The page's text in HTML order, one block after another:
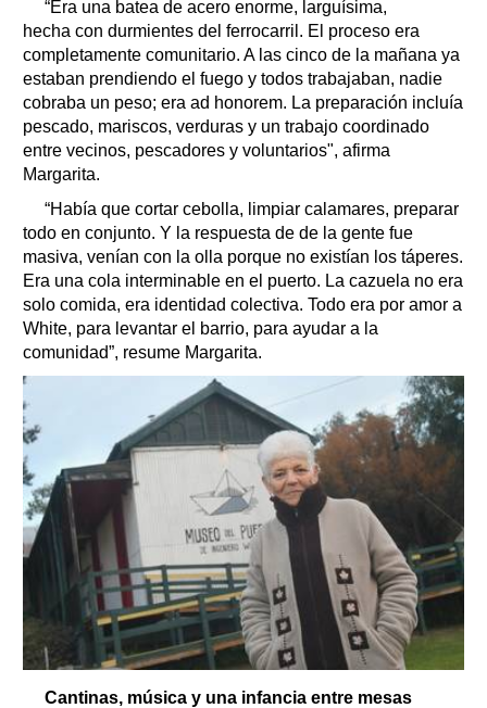
“Era una batea de acero enorme, larguísima,
hecha con durmientes del ferrocarril. El proceso era
completamente comunitario. A las cinco de la mañana ya
estaban prendiendo el fuego y todos trabajaban, nadie
cobraba un peso; era ad honorem. La preparación incluía
pescado, mariscos, verduras y un trabajo coordinado
entre vecinos, pescadores y voluntarios", afirma
Margarita.
“Había que cortar cebolla, limpiar calamares, preparar
todo en conjunto. Y la respuesta de de la gente fue
masiva, venían con la olla porque no existían los táperes.
Era una cola interminable en el puerto. La cazuela no era
solo comida, era identidad colectiva. Todo era por amor a
White, para levantar el barrio, para ayudar a la
comunidad”, resume Margarita.
Cantinas, música y una infancia entre mesas